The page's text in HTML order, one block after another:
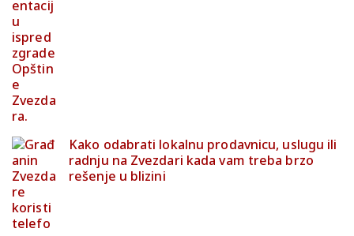
Kako odabrati lokalnu prodavnicu, uslugu ili
radnju na Zvezdari kada vam treba brzo
rešenje u blizini